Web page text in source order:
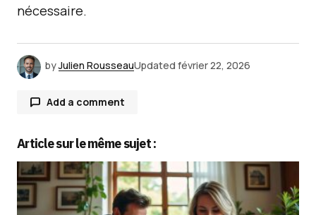
nécessaire.
byJulien RousseauUpdated février 22, 2026
Add a comment
Votre adresse e-mail ne sera pas publiée.Les
champs obligatoires sont indiqués avec
Article sur le même sujet :